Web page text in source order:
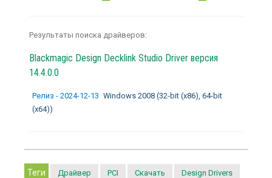
Результаты поиска драйверов:
Blackmagic Design Decklink Studio Driverверсия
14.4.0.0
Релиз - 2024-12-13 Windows 2008 (32-bit (x86), 64-bit
(x64))
Теги Драйвер PCI Скачать Design Drivers